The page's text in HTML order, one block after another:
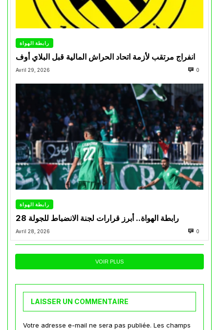
رابطة الهواة
انفراج مرتقب لأزمة اتحاد الحراش المالية قبل البلاي أوف
Avril 29, 2026 0
رابطة الهواة
رابطة الهواة.. أبرز قرارات لجنة الانضباط للجولة 28
Avril 28, 2026 0
VOIR PLUS
LAISSER UN COMMENTAIRE
Votre adresse e-mail ne sera pas publiée. Les champs